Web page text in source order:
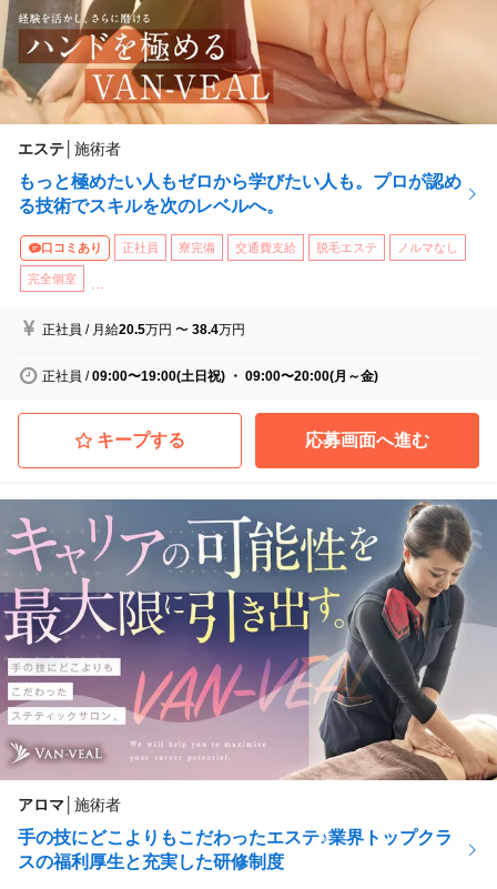
エステ 施術者
もっと極めたい人もゼロから学びたい人も。プロが認め
る技術でスキルを次のレベルへ。
口コミあり 正社員 寮完備 交通費支給 脱毛エステ ノルマなし
完全個室 ...
正社員 / 月給20.5万円 〜38.4万円
正社員 /09:00〜19:00(土日祝) ・ 09:00〜20:00(月～金)
キープする 応募画面へ進む
アロマ 施術者
手の技にどこよりもこだわったエステ♪業界トップクラ
スの福利厚生と充実した研修制度